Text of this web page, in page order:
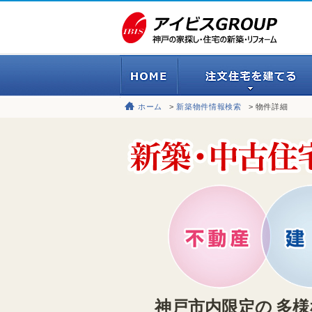
ホーム 新築物件情報検索 物件詳細
神戸市内限定の 多